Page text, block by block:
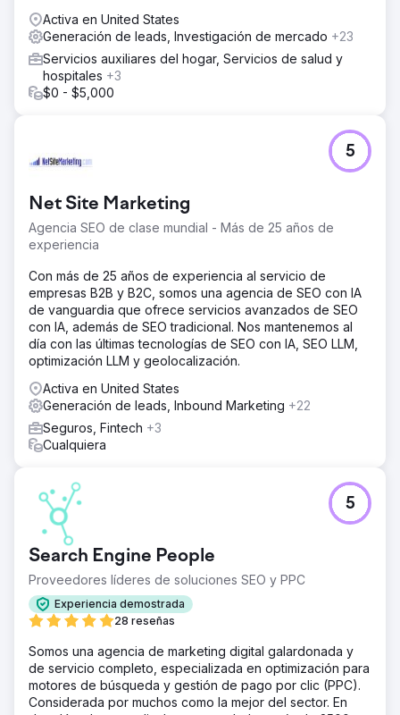
Activa en United States
Generación de leads, Investigación de mercado +23
Servicios auxiliares del hogar, Servicios de salud y
hospitales +3
$0 - $5,000
Net Site Marketing
Agencia SEO de clase mundial - Más de 25 años de
experiencia
5
Con más de 25 años de experiencia al servicio de
empresas B2B y B2C, somos una agencia de SEO con IA
de vanguardia que ofrece servicios avanzados de SEO
con IA, además de SEO tradicional. Nos mantenemos al
día con las últimas tecnologías de SEO con IA, SEO LLM,
optimización LLM y geolocalización.
Activa en United States
Generación de leads, Inbound Marketing +22
Seguros, Fintech +3
Cualquiera
Search Engine People
Proveedores líderes de soluciones SEO y PPC
Experiencia demostrada
28 reseñas
5
Somos una agencia de marketing digital galardonada y
de servicio completo, especializada en optimización para
motores de búsqueda y gestión de pago por clic (PPC).
Considerada por muchos como la mejor del sector. En